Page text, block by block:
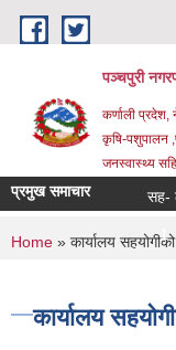
Skip to main content
पञ्चपुरी
कर्णाली प्रदेश,
कृषि-पशुपालन
जनस्वास्थ्य
प्रमुख समाचार सह-
1
You are
Home » कार्यालय
कार्यालय